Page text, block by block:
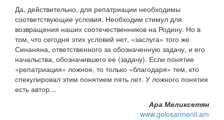
Да, действительно, для репатриации необходимы
соответствующие условия. Необходим стимул для
возвращения наших соотечественников на Родину. Но в
том, что сегодня этих условий нет, «заслуга» того же
Синаняна, ответственного за обозначенную задачу, и его
начальства, обозначившего ее (задачу). Если понятие
«репатриация» ложное, то только «благодаря» тем, кто
спекулировал этим понятием пять лет. У ложного понятия
есть автор…
Ара Меликсетян
www.golosarmenii.am